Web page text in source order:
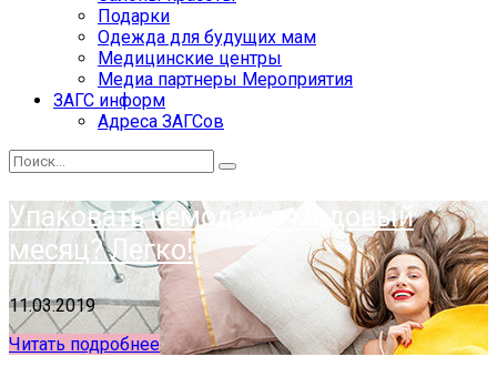
Подарки
Одежда для будущих мам
Медицинские центры
Медиа партнеры Мероприятия
ЗАГС информ
Адреса ЗАГСов
Упаковать чемодан в медовый
месяц? Легко!
11.03.2019
Читать подробнее